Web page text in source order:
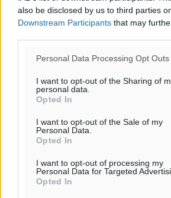
also be disclosed by us to third parties
Downstream Participants that may
Personal Data Processing Opt Outs
I want to opt-out of the Sharing of
personal data.
Opted In
I want to opt-out of the Sale of my
Personal Data.
Opted In
I want to opt-out of processing my
Personal Data for Targeted
Opted In